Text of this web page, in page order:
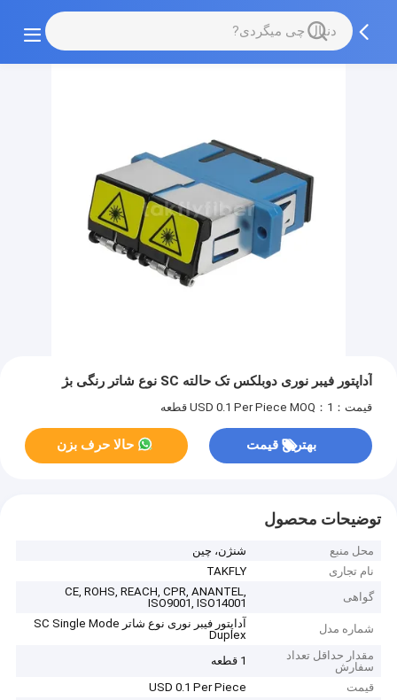
آداپتور فیبر نوری دوبلکس تک حالته SC نوع شاتر رنگی بژ
قیمت：USD 0.1 Per Piece MOQ：1 قطعه
بهترین قیمت حالا حرف بزن
توضیحات محصول
محل منبع
شنژن، چین
نام تجاری
TAKFLY
گواهی
CE, ROHS, REACH, CPR, ANANTEL,
ISO9001, ISO14001
شماره مدل
آداپتور فیبر نوری نوع شاتر SC Single Mode
Duplex
مقدار حداقل تعداد
سفارش
1 قطعه
قیمت
USD 0.1 Per Piece